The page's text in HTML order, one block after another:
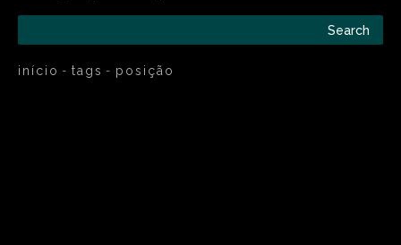
Search
início tags posição